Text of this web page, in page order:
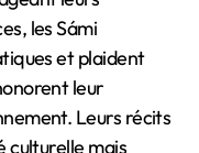
les Sámi
et plaident
leur
Leurs récits
culturelle mais